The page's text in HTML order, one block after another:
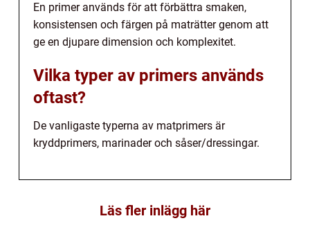
En primer används för att förbättra smaken,
konsistensen och färgen på maträtter genom att
ge en djupare dimension och komplexitet.
Vilka typer av primers används
oftast?
De vanligaste typerna av matprimers är
kryddprimers, marinader och såser/dressingar.
Läs fler inlägg här